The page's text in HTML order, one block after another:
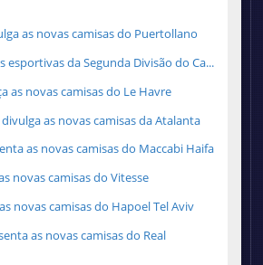
as novas camisas do Puertollano
esportivas da Segunda Divisão do Ca...
as novas camisas do Le Havre
as novas camisas da Atalanta
as novas camisas do Maccabi Haifa
novas camisas do Vitesse
novas camisas do Hapoel Tel Aviv
as novas camisas do Real